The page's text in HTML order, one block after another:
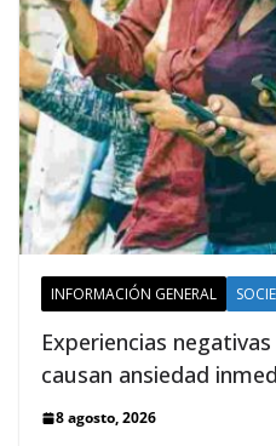
INFORMACIÓN GENERAL
Experiencias
causan ansiedad
8 agosto, 2026